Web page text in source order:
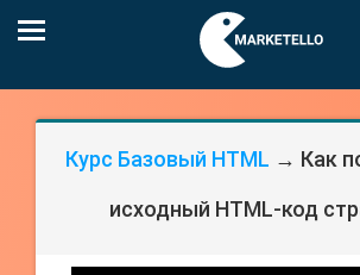
Курс Базовый HTML → Как
исходный HTML-код